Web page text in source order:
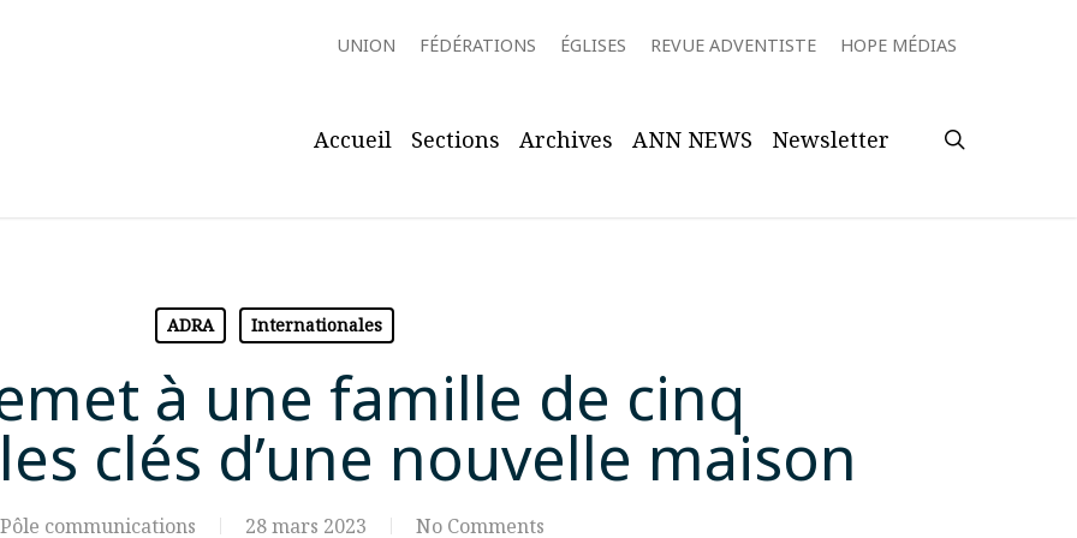
UNION FÉDÉRATIONS ÉGLISES REVUE ADVENTISTE HOPE MÉDIAS
Accueil Sections Archives ANN NEWS Newsletter
ADRA Internationales
à une famille de cinq
clés d’une nouvelle maison
Pôle communications 28 mars 2023 No Comments